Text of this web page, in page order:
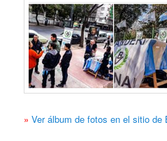
» Ver álbum de fotos en el sitio de